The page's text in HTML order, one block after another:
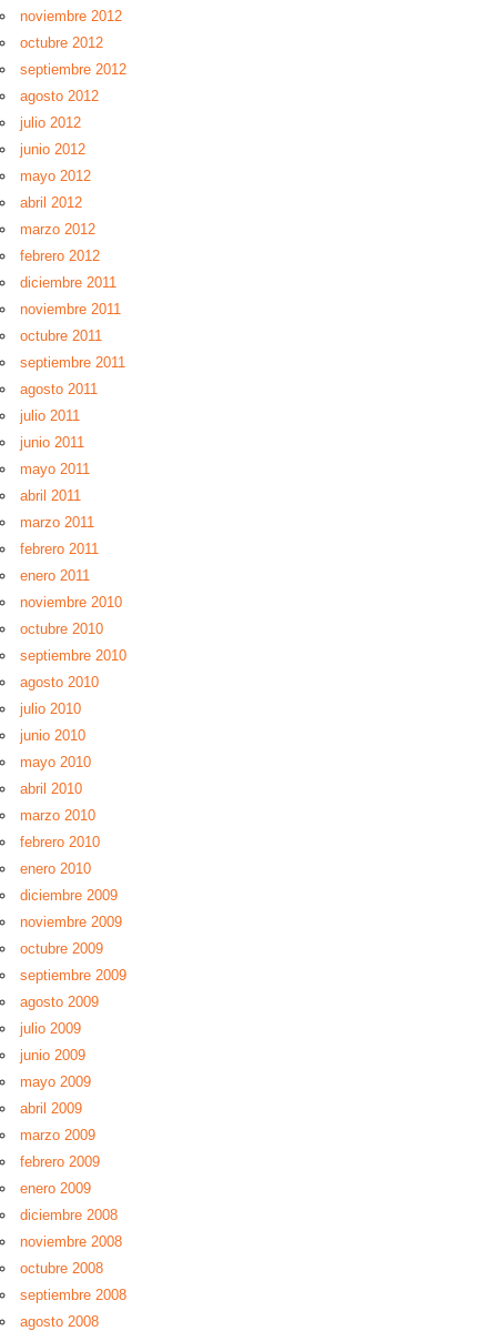
noviembre 2012
octubre 2012
septiembre 2012
agosto 2012
julio 2012
junio 2012
mayo 2012
abril 2012
marzo 2012
febrero 2012
diciembre 2011
noviembre 2011
octubre 2011
septiembre 2011
agosto 2011
julio 2011
junio 2011
mayo 2011
abril 2011
marzo 2011
febrero 2011
enero 2011
noviembre 2010
octubre 2010
septiembre 2010
agosto 2010
julio 2010
junio 2010
mayo 2010
abril 2010
marzo 2010
febrero 2010
enero 2010
diciembre 2009
noviembre 2009
octubre 2009
septiembre 2009
agosto 2009
julio 2009
junio 2009
mayo 2009
abril 2009
marzo 2009
febrero 2009
enero 2009
diciembre 2008
noviembre 2008
octubre 2008
septiembre 2008
agosto 2008